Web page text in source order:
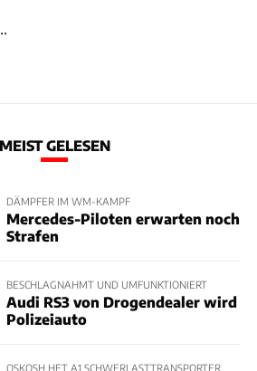
MEIST GELESEN
DÄMPFER IM WM-KAMPF
Mercedes-Piloten erwarten noch
Strafen
BESCHLAGNAHMT UND UMFUNKTIONIERT
Audi RS3 von Drogendealer wird
Polizeiauto
OSKOSH HET A1 SCHWERLASTTRANSPORTER